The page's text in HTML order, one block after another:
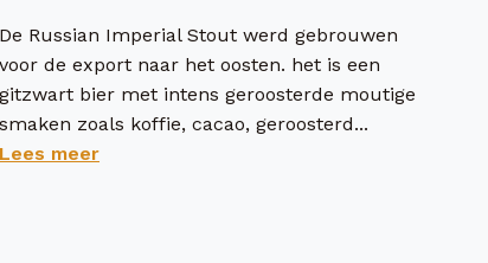
De Russian Imperial Stout werd gebrouwen
voor de export naar het oosten. het is een
gitzwart bier met intens geroosterde moutige
smaken zoals koffie, cacao, geroosterd...
Lees meer